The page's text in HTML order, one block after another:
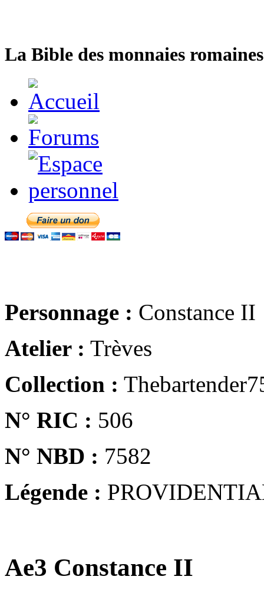
La Bible des monnaies
Personnage : Constance II
Atelier : Trèves
Collection :
N° RIC : 506
N° NBD : 7582
Légende :
Ae3 Constance II